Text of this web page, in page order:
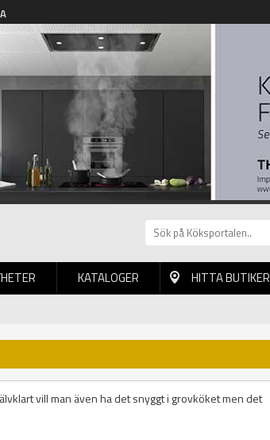
KATALOGER HITTA BUTIKER
vill man även ha det snyggt i grovköket men det